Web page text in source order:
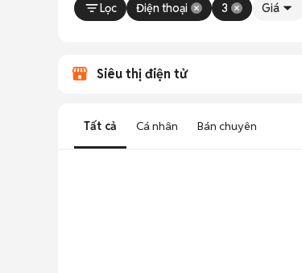
Lọc Điện thoại 3 Giá
Siêu thị điện tử
Tất cả Cá nhân Bán chuyên